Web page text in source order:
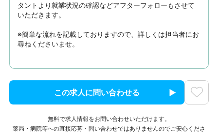
タントより就業状況の確認などアフターフォローもさせて
いただきます。
※簡単な流れを記載しておりますので、詳しくは担当者にお
尋ねくださいませ。
この求人に問い合わせる
無料で求人情報をお問い合わせいただけます。
薬局・病院等への直接応募・問い合わせではありませんのでご安心くださ